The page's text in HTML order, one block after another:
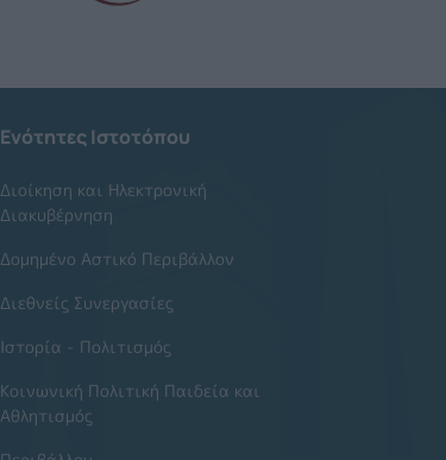
Ενότητες Ιστοτόπου
Διοίκηση και Ηλεκτρονική
Διακυβέρνηση
Δομημένο Αστικό Περιβάλλον
Διεθνείς Συνεργασίες
Ιστορία - Πολιτισμός
Κοινωνική Πολιτική Παιδεία και
Αθλητισμός